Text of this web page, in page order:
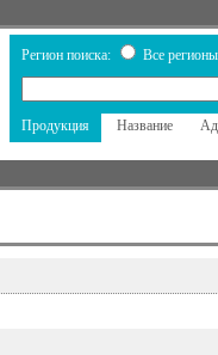
Регион поиска: Все регионы
Продукция Название